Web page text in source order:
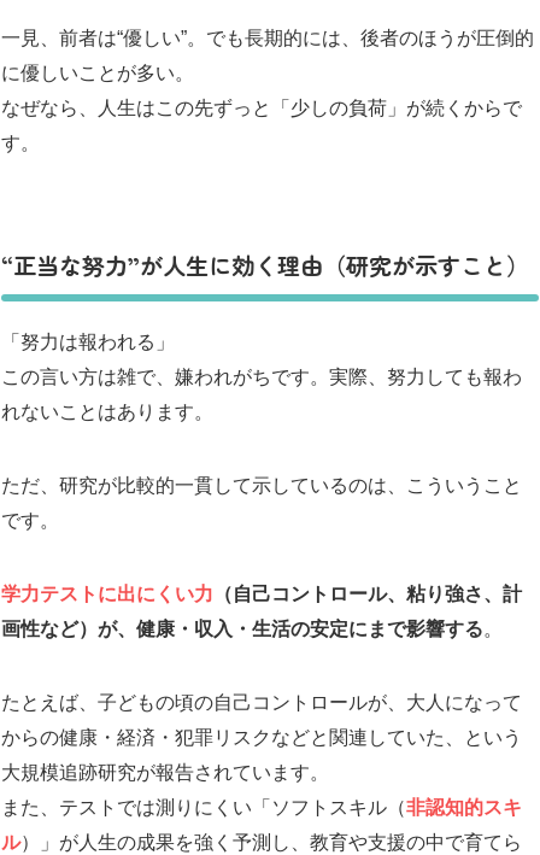
一見、前者は“優しい”。でも長期的には、後者のほうが圧倒的
に優しいことが多い。
なぜなら、人生はこの先ずっと「少しの負荷」が続くからで
す。
“正当な努力”が人生に効く理由（研究が示すこと）
「努力は報われる」
この言い方は雑で、嫌われがちです。実際、努力しても報わ
れないことはあります。
ただ、研究が比較的一貫して示しているのは、こういうこと
です。
学力テストに出にくい力 （自己コントロール、粘り強さ、計
画性など）が、健康・収入・生活の安定にまで影響する。
たとえば、子どもの頃の自己コントロールが、大人になって
からの健康・経済・犯罪リスクなどと関連していた、という
大規模追跡研究が報告されています。
また、テストでは測りにくい「ソフトスキル（非認知的スキ
ル）」が人生の成果を強く予測し、教育や支援の中で育てら